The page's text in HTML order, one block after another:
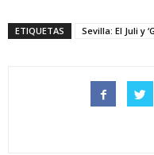
ETIQUETAS Sevilla: El Juli y